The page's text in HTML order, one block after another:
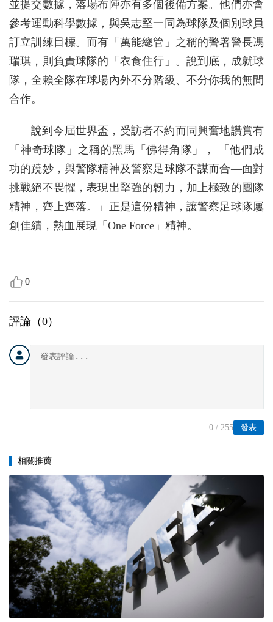
並提交數據，落場布陣亦有多個後備方案。他們亦會
參考運動科學數據，與吳志堅一同為球隊及個別球員
訂立訓練目標。而有「萬能總管」之稱的警署警長馮
瑞琪，則負責球隊的「衣食住行」。說到底，成就球
隊，全賴全隊在球場內外不分階級、不分你我的無間
合作。
說到今屆世界盃，受訪者不約而同興奮地讚賞有
「神奇球隊」之稱的黑馬「佛得角隊」， 「他們成
功的蹺妙，與警隊精神及警察足球隊不謀而合—面對
挑戰絕不畏懼，表現出堅強的韌力，加上極致的團隊
精神，齊上齊落。」正是這份精神，讓警察足球隊屢
創佳績，熱血展現「One Force」精神。
0
評論（0）
發表
0 / 255
相關推薦